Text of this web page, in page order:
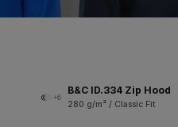
+6
B&C ID.334 Zip Hood
280 g/m² / Classic Fit